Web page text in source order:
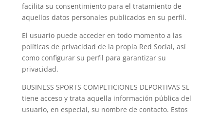
facilita su consentimiento para el tratamiento de
aquellos datos personales publicados en su perfil.
El usuario puede acceder en todo momento a las
políticas de privacidad de la propia Red Social, así
como configurar su perfil para garantizar su
privacidad.
BUSINESS SPORTS COMPETICIONES DEPORTIVAS SL
tiene acceso y trata aquella información pública del
usuario, en especial, su nombre de contacto. Estos